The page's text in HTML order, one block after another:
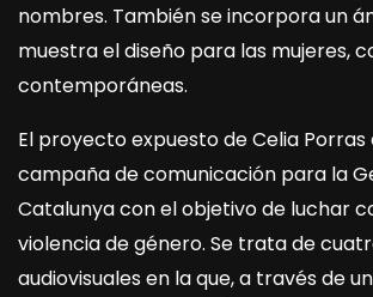
nombres. También se incorpora un
muestra el diseño para las mujeres,
contemporáneas.
El proyecto expuesto de Celia Porras
campaña de comunicación para la
Catalunya con el objetivo de luchar
violencia de género. Se trata de
audiovisuales en la que, a través de